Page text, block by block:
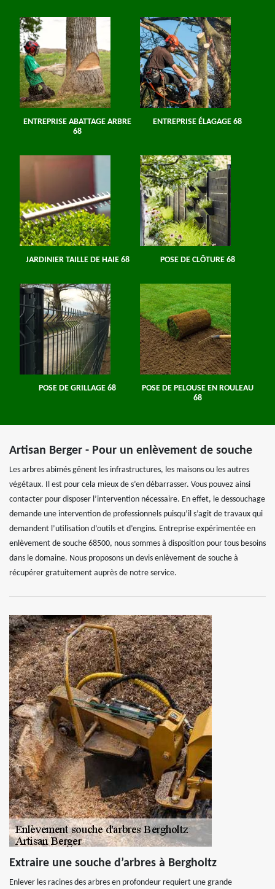
ENTREPRISE ABATTAGE ARBRE
68
ENTREPRISE ÉLAGAGE 68
JARDINIER TAILLE DE HAIE 68 POSE DE CLÔTURE 68
POSE DE GRILLAGE 68
POSE DE PELOUSE EN ROULEAU
68
Artisan Berger - Pour un enlèvement de souche
Les arbres abimés gênent les infrastructures, les maisons ou les autres
végétaux. Il est pour cela mieux de s’en débarrasser. Vous pouvez ainsi
contacter pour disposer l’intervention nécessaire. En effet, le dessouchage
demande une intervention de professionnels puisqu’il s’agit de travaux qui
demandent l’utilisation d’outils et d’engins. Entreprise expérimentée en
enlèvement de souche 68500, nous sommes à disposition pour tous besoins
dans le domaine. Nous proposons un devis enlèvement de souche à
récupérer gratuitement auprès de notre service.
Extraire une souche d’arbres à Bergholtz
Enlever les racines des arbres en profondeur requiert une grande